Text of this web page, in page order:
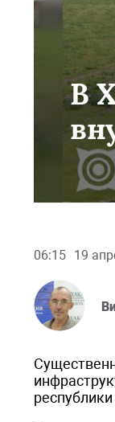
В
06:15 19